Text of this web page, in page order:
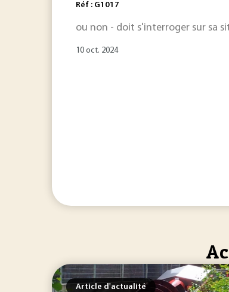
Réf : G1017
ou non - doit s'interroger sur sa
10 oct. 2024
Article d'actualité